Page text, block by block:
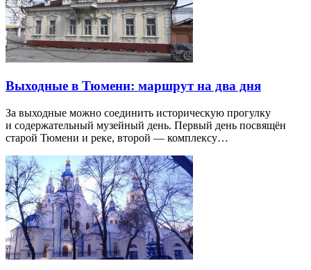
Выходные в Тюмени: маршрут на два дня
За выходные можно соединить историческую прогулку
и содержательный музейный день. Первый день посвящён
старой Тюмени и реке, второй — комплексу…